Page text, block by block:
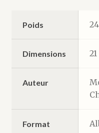
Poids
Dimensions
Auteur
Format